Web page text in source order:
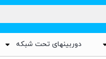
دوربینهای تحت شبکه